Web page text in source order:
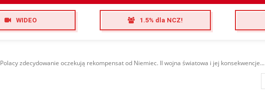
WIDEO 1.5% dla NCZ!
Polacy zdecydowanie oczekują rekompensat od Niemiec. II wojna światowa i jej konsekwencje...